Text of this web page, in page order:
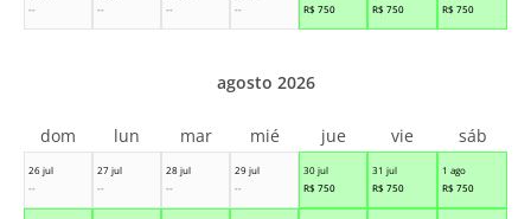
--
--
--
--
R$ 750
R$ 750
R$ 750
26 jul
--
27 jul
--
28 jul
--
29 jul
--
30 jul
R$ 750
31 jul
R$ 750
1 ago
R$ 750
agosto 2026
dom lun mar mié jue vie sáb